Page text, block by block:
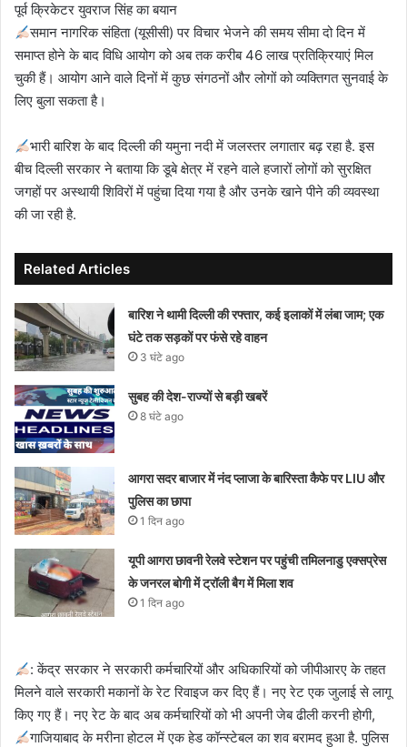
पूर्व क्रिकेटर युवराज सिंह का बयान
समान नागरिक संहिता (यूसीसी) पर विचार भेजने की समय सीमा दो दिन में
समाप्त होने के बाद विधि आयोग को अब तक करीब 46 लाख प्रतिक्रियाएं मिल
चुकी हैं। आयोग आने वाले दिनों में कुछ संगठनों और लोगों को व्यक्तिगत सुनवाई के
लिए बुला सकता है।
भारी बारिश के बाद दिल्ली की यमुना नदी में जलस्तर लगातार बढ़ रहा है. इस
बीच दिल्ली सरकार ने बताया कि डूबे क्षेत्र में रहने वाले हजारों लोगों को सुरक्षित
जगहों पर अस्थायी शिविरों में पहुंचा दिया गया है और उनके खाने पीने की व्यवस्था
की जा रही है.
Related Articles
बारिश ने थामी दिल्ली की रफ्तार, कई इलाकों में लंबा जाम; एक
घंटे तक सड़कों पर फंसे रहे वाहन
3 घंटे ago
सुबह की देश-राज्यों से बड़ी खबरें
8 घंटे ago
आगरा सदर बाजार में नंद प्लाजा के बारिस्ता कैफे पर LIU और
पुलिस का छापा
1 दिन ago
यूपी आगरा छावनी रेलवे स्टेशन पर पहुंची तमिलनाडु एक्सप्रेस
के जनरल बोगी में ट्रॉली बैग में मिला शव
1 दिन ago
: केंद्र सरकार ने सरकारी कर्मचारियों और अधिकारियों को जीपीआरए के तहत
मिलने वाले सरकारी मकानों के रेट रिवाइज कर दिए हैं। नए रेट एक जुलाई से लागू
किए गए हैं। नए रेट के बाद अब कर्मचारियों को भी अपनी जेब ढीली करनी होगी,
गाजियाबाद के मरीना होटल में एक हेड कॉन्स्टेबल का शव बरामद हुआ है. पुलिस